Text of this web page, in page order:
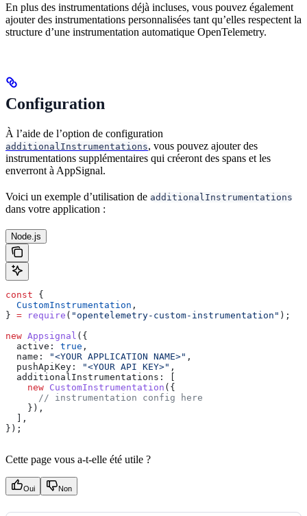
En plus des instrumentations déjà incluses, vous pouvez également
ajouter des instrumentations personnalisées tant qu’elles respectent la
structure d’une instrumentation automatique OpenTelemetry.
Configuration
À l’aide de l’option de configuration
additionalInstrumentations, vous pouvez ajouter des
instrumentations supplémentaires qui créeront des spans et les
enverront à AppSignal.
Voici un exemple d’utilisation de additionalInstrumentations
dans votre application :
Node.js
const {
  CustomInstrumentation
,
} = require ( "opentelemetry-custom-instrumentation" );
new Appsignal ({
  active:
true ,
  name:
"<YOUR APPLICATION NAME>" ,
  pushApiKey:
"<YOUR API KEY>" ,
  additionalInstrumentations:
    new
CustomInstrumentation ({
      // instrumentation config here
    }),
  ],
});
Cette page vous a-t-elle été utile ?
Oui Non